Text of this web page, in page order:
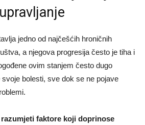
jedno od najčešćih hroničnih
a njegova progresija često je tiha i
ovim stanjem često dugo
bolesti, sve dok se ne pojave
faktore koji doprinose